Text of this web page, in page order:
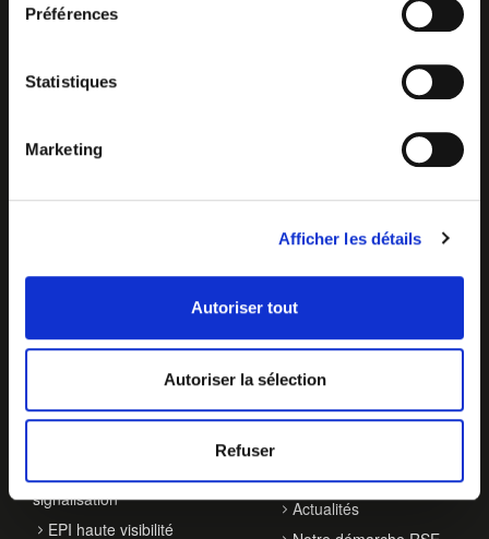
Préférences
Statistiques
Marketing
Afficher les détails
Autoriser tout
Autoriser la sélection
Refuser
NOS ACTIVITÉS
Accessoires de
signalisation
EPI haute visibilité
À PROPOS
Contact
Actualités